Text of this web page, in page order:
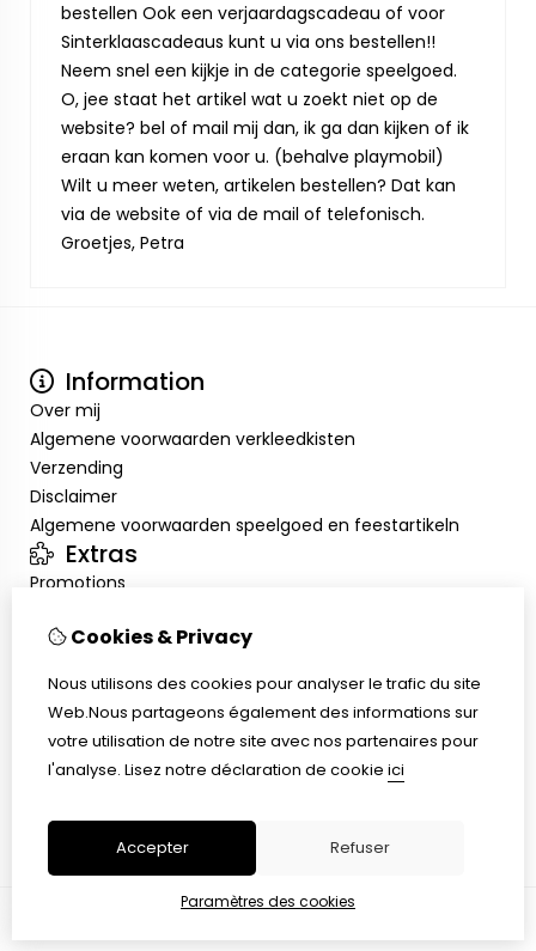
bestellen Ook een verjaardagscadeau of voor
Sinterklaascadeaus kunt u via ons bestellen!!
Neem snel een kijkje in de categorie speelgoed.
O, jee staat het artikel wat u zoekt niet op de
website? bel of mail mij dan, ik ga dan kijken of ik
eraan kan komen voor u. (behalve playmobil)
Wilt u meer weten, artikelen bestellen? Dat kan
via de website of via de mail of telefonisch.
Groetjes, Petra
Information
Over mij
Algemene voorwaarden verkleedkisten
Verzending
Disclaimer
Algemene voorwaarden speelgoed en feestartikeln
Extras
Promotions
Inloggen
Service client
Retour de marchandise
Cookies & Privacy
Nous utilisons des cookies pour analyser le trafic du site
Web.Nous partageons également des informations sur
votre utilisation de notre site avec nos partenaires pour
l'analyse. Lisez notre déclaration de cookie ici
Accepter Refuser
Paramètres des cookies